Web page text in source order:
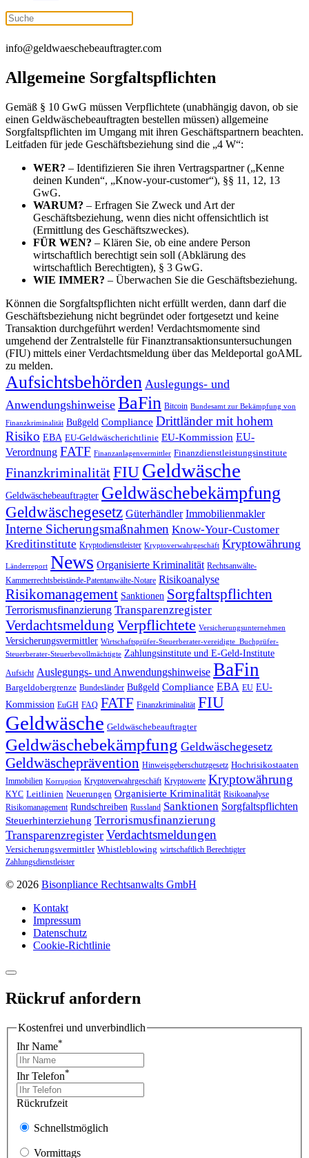
info@geldwaeschebeauftragter.com
Allgemeine Sorgfaltspflichten
Gemäß § 10 GwG müssen Verpflichtete (unabhängig davon, ob sie
einen Geldwäschebeauftragten bestellen müssen) allgemeine
Sorgfaltspflichten im Umgang mit ihren Geschäftspartnern beachten.
Leitfaden für jede Geschäftsbeziehung sind die „4 W“:
WER? – Identifizieren Sie ihren Vertragspartner („Kenne
deinen Kunden“, „Know-your-customer“), §§ 11, 12, 13
GwG.
WARUM? – Erfragen Sie Zweck und Art der
Geschäftsbeziehung, wenn dies nicht offensichtlich ist
(Ermittlung des Geschäftszweckes).
FÜR WEN? – Klären Sie, ob eine andere Person
wirtschaftlich berechtigt sein soll (Abklärung des
wirtschaftlich Berechtigten), § 3 GwG.
WIE IMMER? – Überwachen Sie die Geschäftsbeziehung.
Können die Sorgfaltspflichten nicht erfüllt werden, dann darf die
Geschäftsbeziehung nicht begründet oder fortgesetzt und keine
Transaktion durchgeführt werden! Verdachtsmomente sind
umgehend der Zentralstelle für Finanztransaktionsuntersuchungen
(FIU) mittels einer Verdachtsmeldung über das Meldeportal goAML
zu melden.
Aufsichtsbehörden Auslegungs- und
Anwendungshinweise BaFin Bitcoin Bundesamt zur Bekämpfung von
Finanzkriminalität Bußgeld Compliance Drittländer mit hohem
Risiko EBA EU-Geldwäscherichtlinie EU-Kommission EU-
Verordnung FATF Finanzanlagenvermittler Finanzdienstleistungsinstitute
FinanzkriminalitätFIU Geldwäsche
Geldwäschebeauftragter Geldwäschebekämpfung
Geldwäschegesetz Güterhändler Immobilienmakler
Interne Sicherungsmaßnahmen Know-Your-Customer
Kreditinstitute Kryptodienstleister Kryptoverwahrgeschäft Kryptowährung
Länderreport News Organisierte Kriminalität Rechtsanwälte-
Kammerrechtsbeistände-Patentanwälte-Notare Risikoanalyse
Risikomanagement Sanktionen Sorgfaltspflichten
Terrorismusfinanzierung Transparenzregister
Verdachtsmeldung Verpflichtete Versicherungsunternehmen
Versicherungsvermittler Wirtschaftsprüfer-Steuerberater-vereidigte_Buchprüfer-
Steuerberater-Steuerbevollmächtigte Zahlungsinstitute und E-Geld-Institute
Aufsicht Auslegungs- und Anwendungshinweise BaFin
Bargeldobergrenze Bundesländer Bußgeld Compliance EBA EU EU-
Kommission EuGH FAQ FATF Finanzkriminalität FIU
Geldwäsche Geldwäschebeauftragter
Geldwäschebekämpfung Geldwäschegesetz
Geldwäscheprävention Hinweisgeberschutzgesetz Hochrisikostaaten
Immobilien Korruption Kryptoverwahrgeschäft Kryptowerte Kryptowährung
KYC Leitlinien Neuerungen Organisierte Kriminalität Risikoanalyse
Risikomanagement Rundschreiben Russland Sanktionen Sorgfaltspflichten
Steuerhinterziehung Terrorismusfinanzierung
Transparenzregister Verdachtsmeldungen
Versicherungsvermittler Whistleblowing wirtschaftlich Berechtigter
Zahlungsdienstleister
© 2026 Bisonpliance Rechtsanwalts GmbH
Kontakt
Impressum
Datenschutz
Cookie-Richtlinie
Rückruf anfordern
Kostenfrei und unverbindlich
Ihr Name*
Ihr Telefon*
Rückrufzeit
Schnellstmöglich
Vormittags